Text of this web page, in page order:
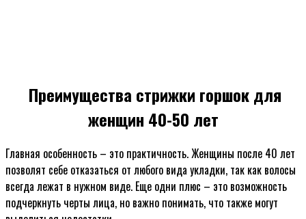
Преимущества стрижки горшок для
женщин 40-50 лет
Главная особенность – это практичность. Женщины после 40 лет
позволят себе отказаться от любого вида укладки, так как волосы
всегда лежат в нужном виде. Еще одни плюс – это возможность
подчеркнуть черты лица, но важно понимать, что также могут